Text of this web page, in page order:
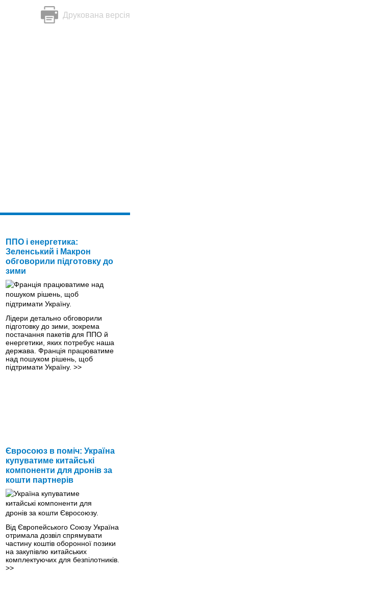
Друкована версія
ППО і енергетика:
Зеленський і Макрон
обговорили підготовку до
зими
Лідери детально обговорили
підготовку до зими, зокрема
постачання пакетів для ППО й
енергетики, яких потребує наша
держава. Франція працюватиме
над пошуком рішень, щоб
підтримати Україну. >>
Євросоюз в поміч: Україна
купуватиме китайські
компоненти для дронів за
кошти партнерів
Від Європейського Союзу Україна
отримала дозвіл спрямувати
частину коштів оборонної позики
на закупівлю китайських
комплектуючих для безпілотників.
>>